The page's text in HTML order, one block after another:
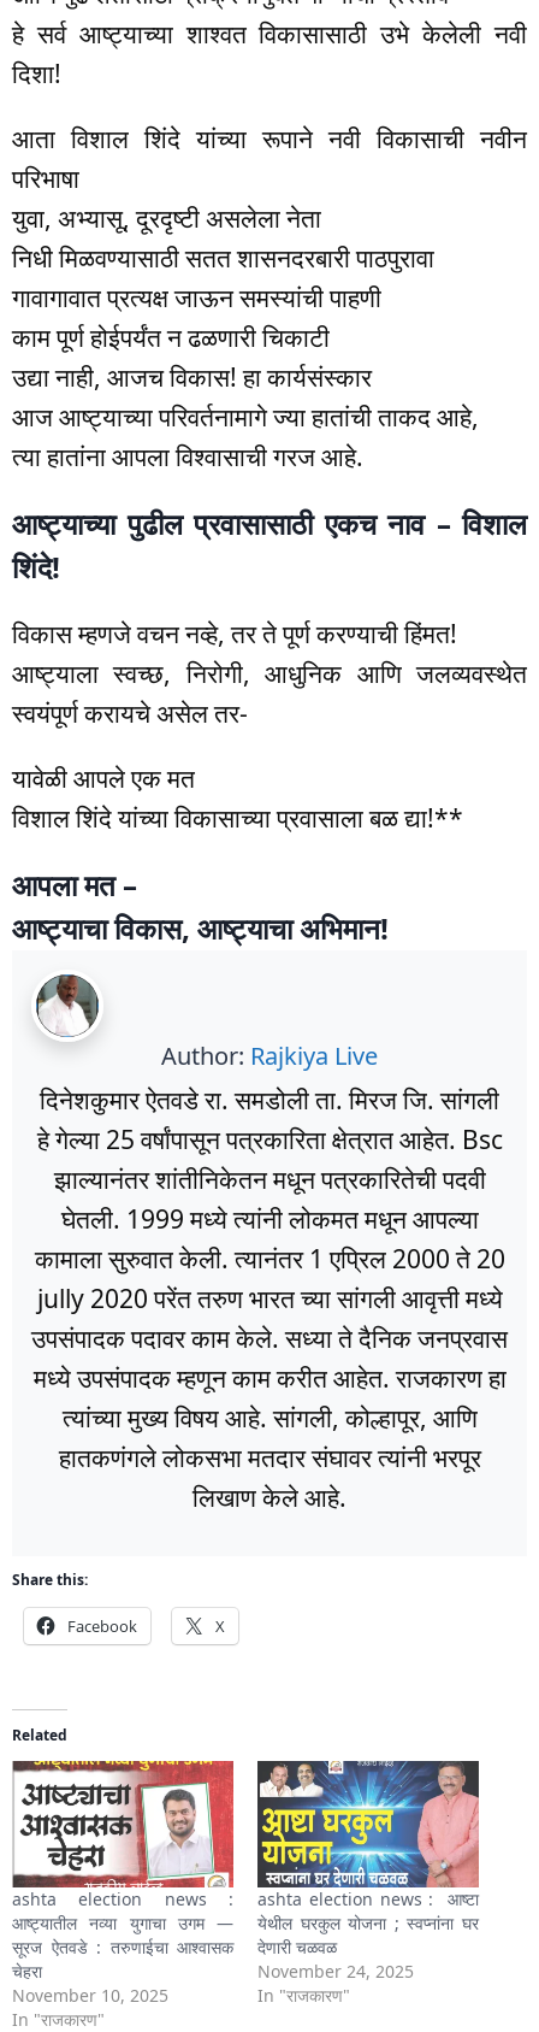
हे सर्व आष्ट्याच्या शाश्वत विकासासाठी उभे केलेली नवी
दिशा!
आता विशाल शिंदे यांच्या रूपाने नवी विकासाची नवीन
परिभाषा
युवा, अभ्यासू, दूरदृष्टी असलेला नेता
निधी मिळवण्यासाठी सतत शासनदरबारी पाठपुरावा
गावागावात प्रत्यक्ष जाऊन समस्यांची पाहणी
काम पूर्ण होईपर्यंत न ढळणारी चिकाटी
उद्या नाही, आजच विकास! हा कार्यसंस्कार
आज आष्ट्याच्या परिवर्तनामागे ज्या हातांची ताकद आहे,
त्या हातांना आपला विश्वासाची गरज आहे.
आष्ट्याच्या पुढील प्रवासासाठी एकच नाव – विशाल
शिंदे!
विकास म्हणजे वचन नव्हे, तर ते पूर्ण करण्याची हिंमत!
आष्ट्याला स्वच्छ, निरोगी, आधुनिक आणि जलव्यवस्थेत
स्वयंपूर्ण करायचे असेल तर-
यावेळी आपले एक मत
विशाल शिंदे यांच्या विकासाच्या प्रवासाला बळ द्या!**
आपला मत –
आष्ट्याचा विकास, आष्ट्याचा अभिमान!
Author: Rajkiya Live
दिनेशकुमार ऐतवडे रा. समडोली ता. मिरज जि. सांगली
हे गेल्या 25 वर्षांपासून पत्रकारिता क्षेत्रात आहेत. Bsc
झाल्यानंतर शांतीनिकेतन मधून पत्रकारितेची पदवी
घेतली. 1999 मध्ये त्यांनी लोकमत मधून आपल्या
कामाला सुरुवात केली. त्यानंतर 1 एप्रिल 2000 ते 20
jully 2020 परेंत तरुण भारत च्या सांगली आवृत्ती मध्ये
उपसंपादक पदावर काम केले. सध्या ते दैनिक जनप्रवास
मध्ये उपसंपादक म्हणून काम करीत आहेत. राजकारण हा
त्यांच्या मुख्य विषय आहे. सांगली, कोल्हापूर, आणि
हातकणंगले लोकसभा मतदार संघावर त्यांनी भरपूर
लिखाण केले आहे.
Share this:
Facebook X
Related
ashta election news :
आष्ट्यातील नव्या युगाचा उगम —
सूरज ऐतवडे : तरुणाईचा आश्वासक
चेहरा
November 10, 2025
In "राजकारण"
ashta election news : आष्टा
येथील घरकुल योजना ; स्वप्नांना घर
देणारी चळवळ
November 24, 2025
In "राजकारण"